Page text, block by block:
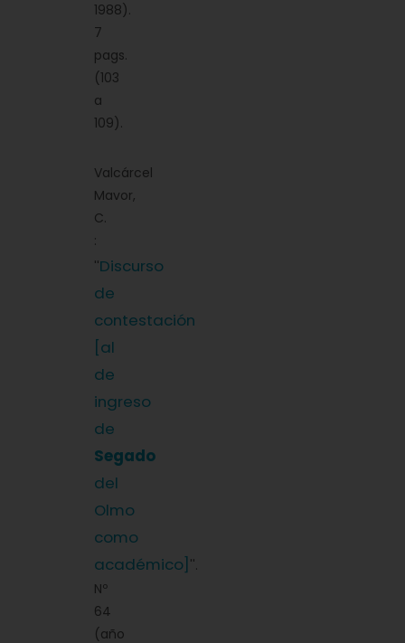
1988).
7
pags.
(103
a
109).
Valcárcel
Mavor,
C.
:
''Discurso
de
contestación
[al
de
ingreso
de
Segado
del
Olmo
como
académico] ''.
Nº
64
(año